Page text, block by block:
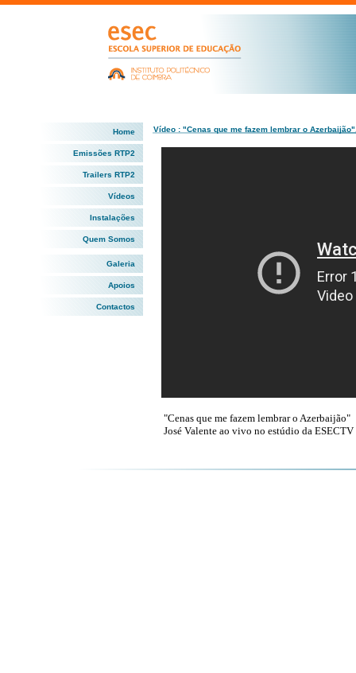
Home
Emissões RTP2
Trailers RTP2
Vídeos
Instalações
Quem Somos
Galeria
Apoios
Contactos
Vídeo : "Cenas que me fazem lembrar o
"Cenas que me fazem lembrar o Azerbaijão"
José Valente ao vivo no estúdio da ESECTV